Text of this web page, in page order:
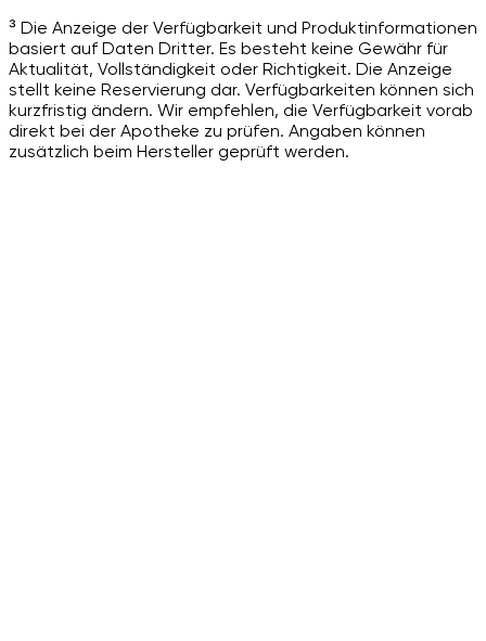
³ Die Anzeige der Verfügbarkeit und Produktinformationen
basiert auf Daten Dritter. Es besteht keine Gewähr für
Aktualität, Vollständigkeit oder Richtigkeit. Die Anzeige
stellt keine Reservierung dar. Verfügbarkeiten können sich
kurzfristig ändern. Wir empfehlen, die Verfügbarkeit vorab
direkt bei der Apotheke zu prüfen. Angaben können
zusätzlich beim Hersteller geprüft werden.